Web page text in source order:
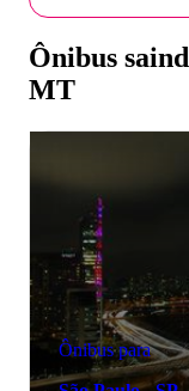
Ônibus
MT
Ônibus para